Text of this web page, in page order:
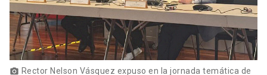
photo_camera Rector Nelson Vásquez expuso en la jornada temática de